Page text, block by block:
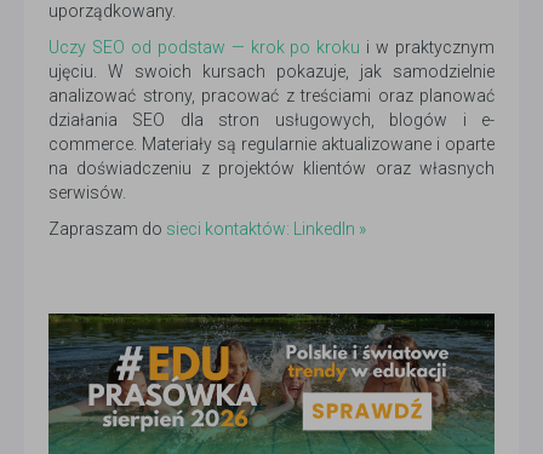
uporządkowany.
Uczy SEO od podstaw — krok po kroku i w praktycznym
ujęciu. W swoich kursach pokazuje, jak samodzielnie
analizować strony, pracować z treściami oraz planować
działania SEO dla stron usługowych, blogów i e-
commerce. Materiały są regularnie aktualizowane i oparte
na doświadczeniu z projektów klientów oraz własnych
serwisów.
Zapraszam do sieci kontaktów: LinkedIn »